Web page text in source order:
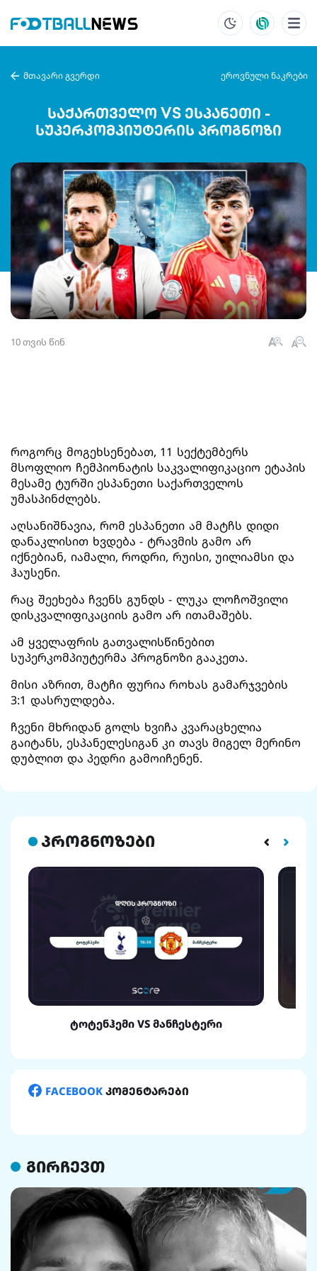
მთავარი გვერდი ეროვნული ნაკრები
საქართველო VS ესპანეთი -
სუპერკომპიუტერის პროგნოზი
10 თვის წინ
როგორც მოგეხსენებათ, 11 სექტემბერს
მსოფლიო ჩემპიონატის საკვალიფიკაციო ეტაპის
მესამე ტურში ესპანეთი საქართველოს
უმასპინძლებს.
აღსანიშნავია, რომ ესპანეთი ამ მატჩს დიდი
დანაკლისით ხვდება - ტრავმის გამო არ
იქნებიან, იამალი, როდრი, რუისი, უილიამსი და
ჰაუსენი.
რაც შეეხება ჩვენს გუნდს - ლუკა ლოჩოშვილი
დისკვალიფიკაციის გამო არ ითამაშებს.
ამ ყველაფრის გათვალისწინებით
სუპერკომპიუტერმა პროგნოზი გააკეთა.
მისი აზრით, მატჩი ფურია როხას გამარჯვების
3:1 დასრულდება.
ჩვენი მხრიდან გოლს ხვიჩა კვარაცხელია
გაიტანს, ესპანელესიგან კი თავს მიგელ მერინო
დუბლით და პედრი გამოიჩენენ.
პროგნოზები
ტოტენჰემი VS მანჩესტერი
FACEBOOK კომენტარები
გირჩევთ